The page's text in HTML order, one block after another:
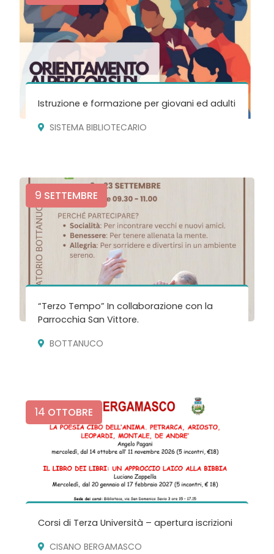
Istruzione e formazione per giovani ed adulti
SISTEMA BIBLIOTECARIO
9 SETTEMBRE
“Terzo Tempo” In collaborazione con la
Parrocchia San Vittore.
BOTTANUCO
14 OTTOBRE
Corsi di Terza Università – apertura iscrizioni
CISANO BERGAMASCO